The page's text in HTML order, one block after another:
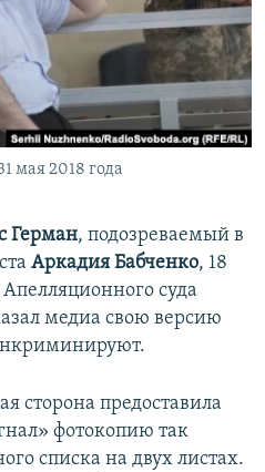
мая 2018 года
Герман, подозреваемый в
Аркадия Бабченко, 18
суда
медиа свою версию
сторона предоставила
фотокопию так
списка на двух листах.